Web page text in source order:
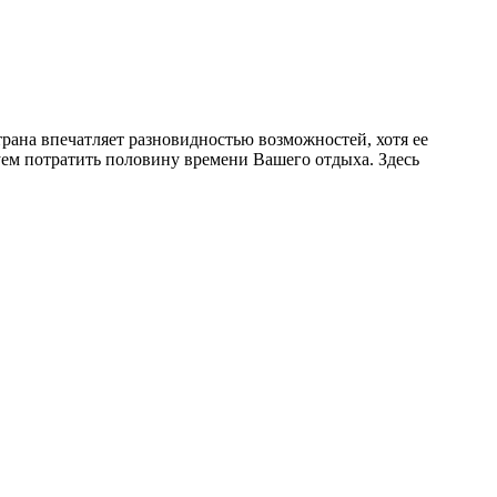
впечатляет разновидностью возможностей, хотя ее
потратить половину времени Вашего отдыха. Здесь